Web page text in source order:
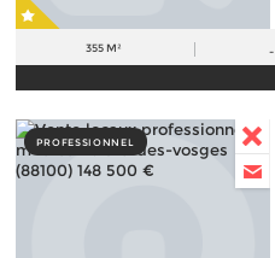
355 M² -
PROFESSIONNEL